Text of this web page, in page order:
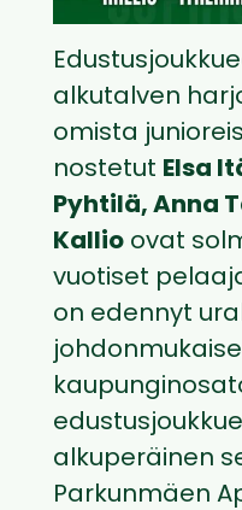
alkutalven
omista
nostetut Elsa
Pyhtilä, Anna
Kallio ovat
vuotiset
on edennyt
alkuperäinen
Parkunmäen